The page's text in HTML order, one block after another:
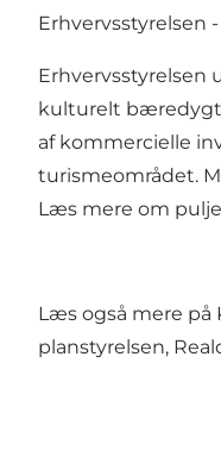
Erhvervsstyrelsen
Erhvervsstyrelsen
kulturelt
af kommercielle
turismeområdet.
Læs mere om
Læs også mere på
planstyrelsen,